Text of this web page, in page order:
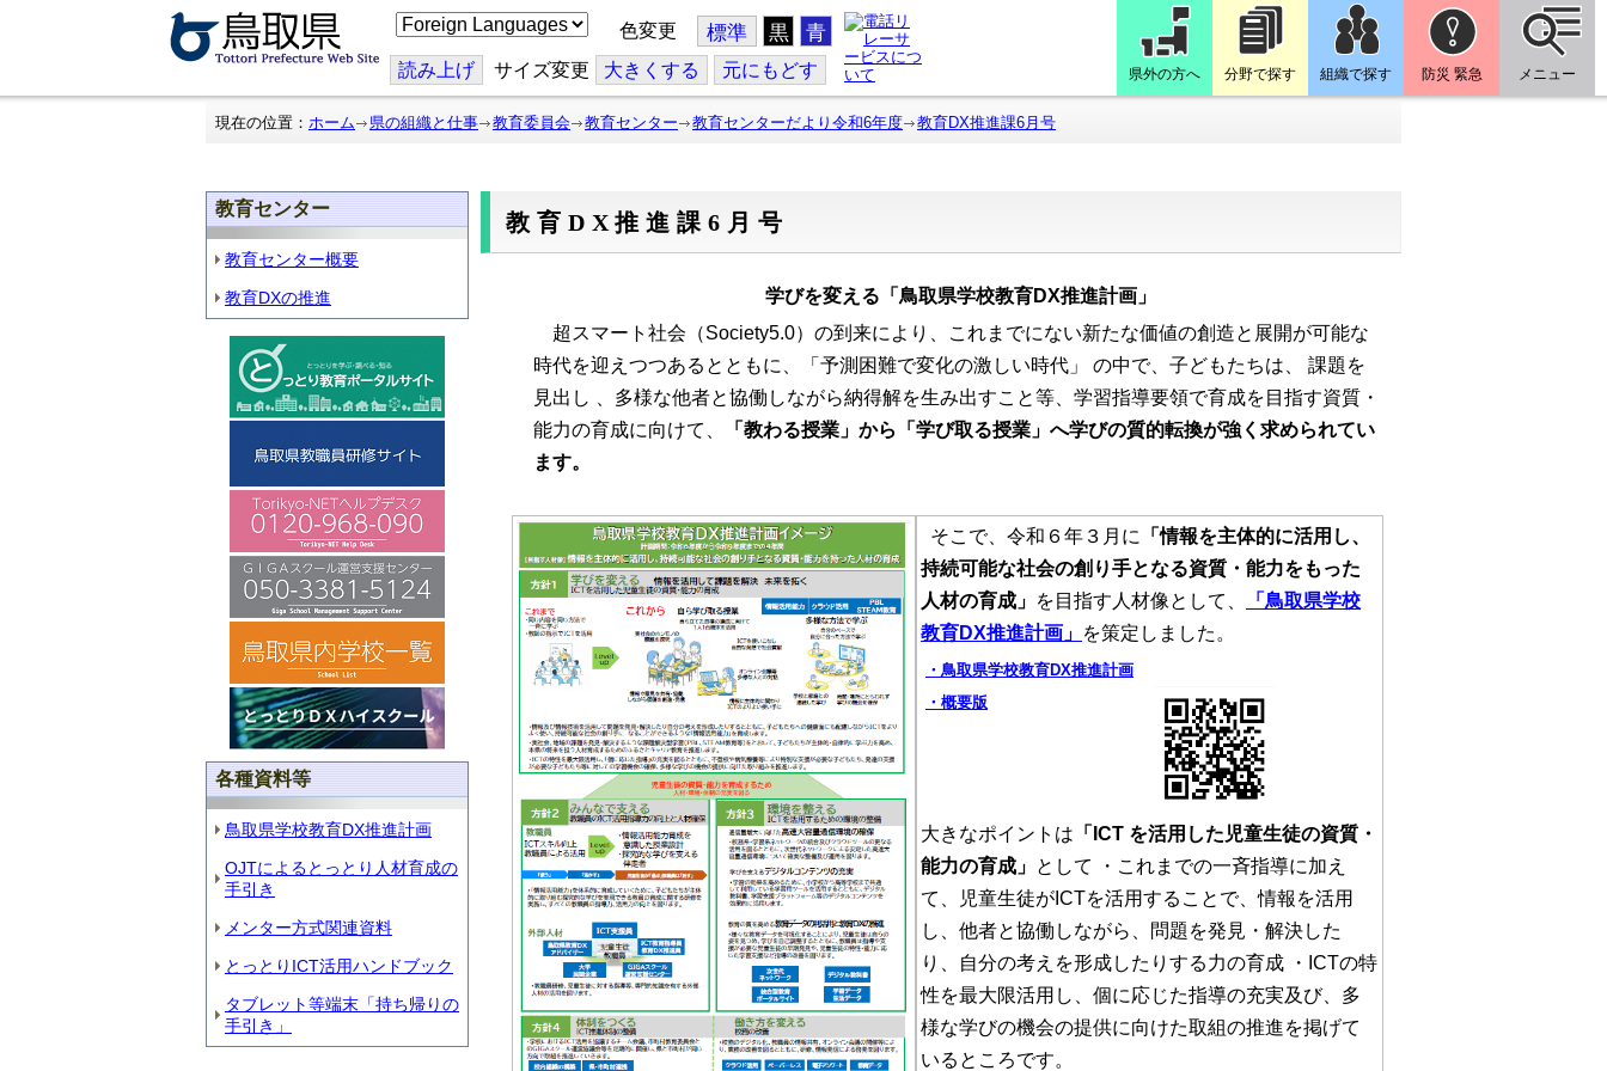
こ
の
ジ
を
翻
色変更 標準 黒 青
読み上げ サイズ変更 大きくする 元にもどす 県外の方へ 分野で探す 組織で探す 防災 緊急 メニュー
現在の位置： ホーム 県の組織と仕事 教育委員会 教育センター 教育センターだより令和6年度 教育DX推進課6月号
教育センター
教育センター概要
教育DXの推進
各種資料等
鳥取県学校教育DX推進計画
OJTによるとっとり人材育成の
手引き
メンター方式関連資料
とっとりICT活用ハンドブック
タブレット等端末「持ち帰りの
手引き」
教育DX推進課6月号
学びを変える「鳥取県学校教育DX推進計画」
超スマート社会（Society5.0）の到来により、これまでにない新たな価値の創造と展開が可能な
時代を迎えつつあるとともに、「予測困難で変化の激しい時代」 の中で、子どもたちは、 課題を
見出し 、多様な他者と協働しながら納得解を生み出すこと等、学習指導要領で育成を目指す資質・
能力の育成に向けて、
「教わる授業」から「学び取る授業」へ学びの質的転換が強く求められてい
ます。
そこで、令和６年３月に
「情報を主体的に活用し、
持続可能な社会の創り手となる資質・能力をもった
人材の育成」 を目指す人材像として、
「鳥取県学校
教育DX推進計画」 を策定しました。
・鳥取県学校教育DX推進計画
・概要版
大きなポイントは 「 ICT を活用した児童生徒の資質・
能力の育成」 として ・これまでの一斉指導に加え
て、児童生徒が ICTを活用することで、情報を活用
し、他者と協働しながら、問題を発見・解決した
り、自分の考えを形成したりする力の育成 ・ ICTの特
性を最大限活用し、個に応じた指導の充実及び、多
様な学びの機会の提供に向けた取組の推進を掲げて
いるところです。